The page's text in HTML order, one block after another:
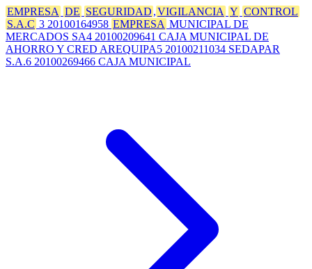
EMPRESA DE SEGURIDAD ,VIGILANCIA Y CONTROL
S.A.C 3 20100164958 EMPRESA MUNICIPAL DE
MERCADOS SA4 20100209641 CAJA MUNICIPAL DE
AHORRO Y CRED AREQUIPA5 20100211034 SEDAPAR
S.A.6 20100269466 CAJA MUNICIPAL